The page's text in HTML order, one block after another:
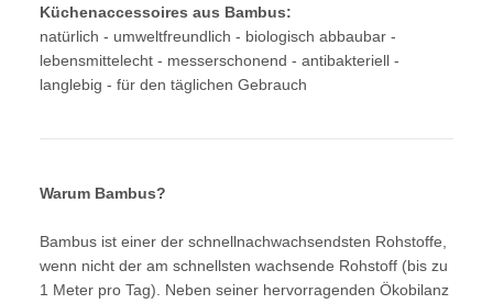
Küchenaccessoires aus Bambus:
natürlich - umweltfreundlich - biologisch abbaubar -
lebensmittelecht - messerschonend - antibakteriell -
langlebig - für den täglichen Gebrauch
Warum Bambus?
Bambus ist einer der schnellnachwachsendsten Rohstoffe,
wenn nicht der am schnellsten wachsende Rohstoff (bis zu
1 Meter pro Tag). Neben seiner hervorragenden Ökobilanz